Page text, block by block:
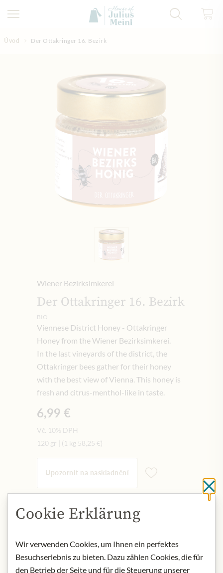
Úvod Der Ottakringer 16. Bezirk
Wiener Bezirksimkerei
Der Ottakringer 16. Bezirk
BIO
Viennese District Honey - Ottakringer
Honey from the Wiener Bezirksimkerei.
In the last vineyards of the district, the
Ottakringer bees gather for their honey
with the best view of Vienna. This honey is
fresh and citrus-menthol-like in taste.
6,99 €
Vč. 10% DPH
120 gr
(1 kg 58,25 €)
Upozornit na naskladnění
NENÍ SKLADEM
Art.Nr.:426194#1.000
POPIS
Cookie Erklärung
Wir verwenden Cookies, um Ihnen ein perfektes
Besuchserlebnis zu bieten. Dazu zählen Cookies, die für
den Betrieb der Seite und für die Steuerung unserer